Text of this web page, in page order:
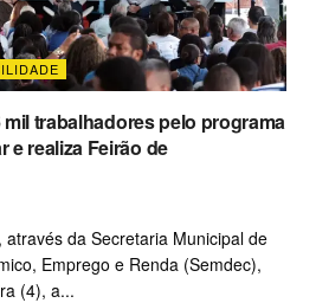
trabalhadores pelo programa
e realiza Feirão de
da Secretaria Municipal de
Emprego e Renda (Semdec),
(4), a...